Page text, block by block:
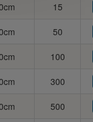
15
50
100
300
500